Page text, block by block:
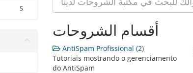
5
أقسام الشروحات
AntiSpam Profissional (2)
Tutoriais mostrando o gerenciamento
do AntiSpam